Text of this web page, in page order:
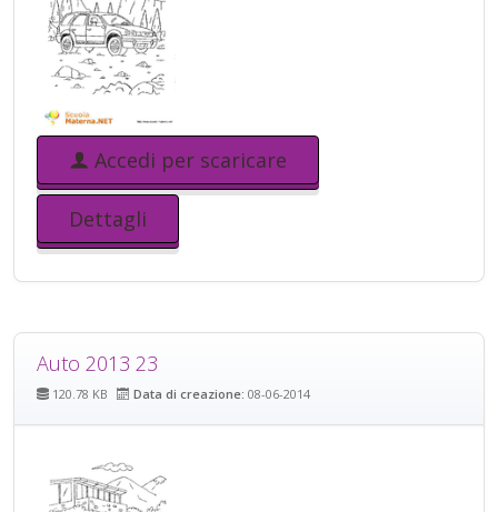
Accedi per scaricare
Dettagli
Auto 2013 23
120.78 KB Data di creazione: 08-06-2014